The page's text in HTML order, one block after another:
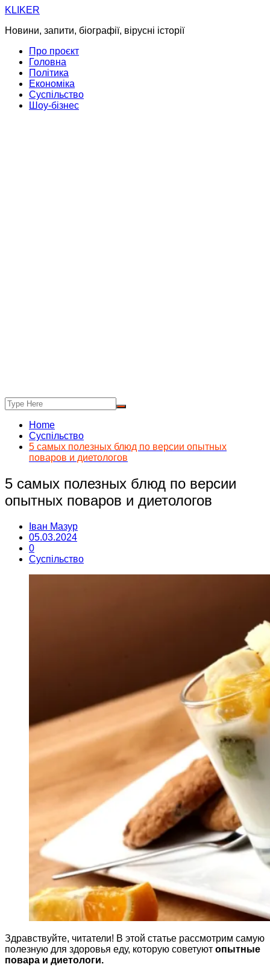
Skip
content
KLIKER
Новини, запити, біографії, вірусні історії
Про проєкт
Головна
Політика
Економіка
Суспільство
Шоу-бізнес
Home
Суспільство
5 самых полезных блюд по версии опытных
поваров и диетологов
5 самых полезных блюд по версии
опытных поваров и диетологов
Іван Мазур
05.03.2024
0
Суспільство
Здравствуйте, читатели! В этой статье рассмотрим самую
полезную для здоровья еду, которую советуют опытные
повара и диетологи.